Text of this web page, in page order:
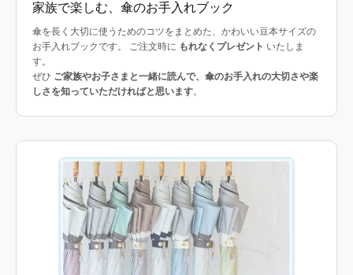
家族で楽しむ、傘のお手入れブック
傘を長く大切に使うためのコツをまとめた、かわいい豆本サイズの
お手入れブックです。 ご注文時に もれなくプレゼント いたしま
す。
ぜひ ご家族やお子さまと一緒に読んで、傘のお手入れの大切さや楽
しさを知っていただければと思います。